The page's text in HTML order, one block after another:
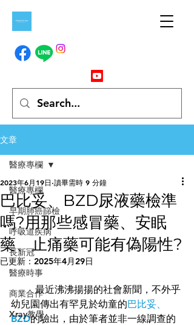
文章
醫療專欄
早期肺癌篩檢
呼吸道疾病
長新冠
醫療時事
商業合作
Xray教學
醫療專欄
巴比妥、BZD尿液藥檢準
嗎?用那些感冒藥、安眠
藥、止痛藥可能有偽陽性?
2023年6月19日 讀畢需時 9 分鐘
已更新： 2025年4月29日
	最近沸沸揚揚的社會新聞，不外乎
幼兒園傳出有罕見於幼童的巴比妥、
BZD的驗出，由於筆者並非一線調查的